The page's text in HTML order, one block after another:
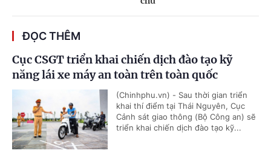
ĐỌC THÊM
Cục CSGT triển khai chiến dịch đào tạo kỹ
năng lái xe máy an toàn trên toàn quốc
(Chinhphu.vn) - Sau thời gian triển
khai thí điểm tại Thái Nguyên, Cục
Cảnh sát giao thông (Bộ Công an) sẽ
triển khai chiến dịch đào tạo kỹ...